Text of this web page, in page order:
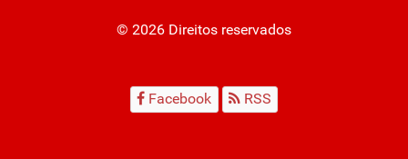
© 2026 Direitos reservados
Facebook RSS